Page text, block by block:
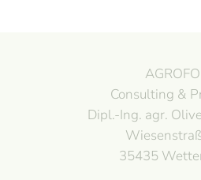
Consulting &
Dipl.-Ing. agr.
35435